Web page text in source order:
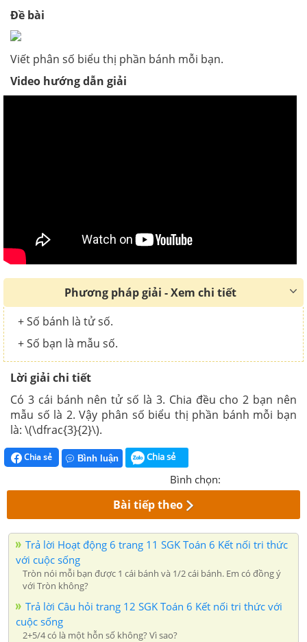
Đề bài
Viết phân số biểu thị phần bánh mỗi bạn.
Video hướng dẫn giải
Phương pháp giải - Xem chi tiết
+ Số bánh là tử số.
+ Số bạn là mẫu số.
Lời giải chi tiết
Có 3 cái bánh nên tử số là 3. Chia đều cho 2 bạn nên
mẫu số là 2. Vậy phân số biểu thị phần bánh mỗi bạn
là: \(\dfrac{3}{2}\).
Chia sẻ Bình luận Chia sẻ
Bình chọn:
Bài tiếp theo
Trả lời Hoạt động 6 trang 11 SGK Toán 6 Kết nối tri thức
với cuộc sống
Tròn nói mỗi bạn được 1 cái bánh và 1/2 cái bánh. Em có đồng ý
với Tròn không?
Trả lời Câu hỏi trang 12 SGK Toán 6 Kết nối tri thức với
cuộc sống
2+5/4 có là một hỗn số không? Vì sao?